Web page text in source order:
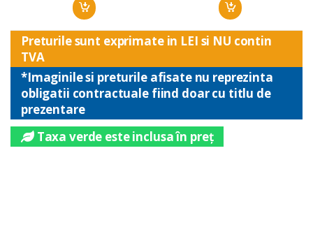
Preturile sunt exprimate in LEI si NU contin
TVA
*Imaginile si preturile afisate nu reprezinta
obligatii contractuale fiind doar cu titlu de
prezentare
Taxa verde este inclusa în preț